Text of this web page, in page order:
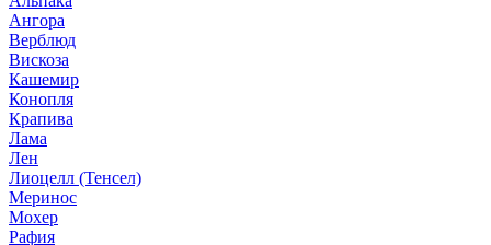
Ангора
Верблюд
Вискоза
Кашемир
Конопля
Крапива
Лама
Лен
Лиоцелл (Тенсел)
Меринос
Мохер
Рафия